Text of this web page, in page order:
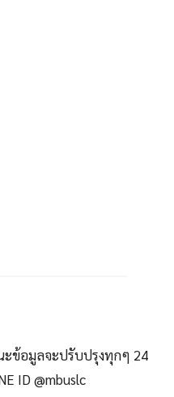
ข้อมูลจะปรับปรุงทุกๆ 24
ID @mbuslc